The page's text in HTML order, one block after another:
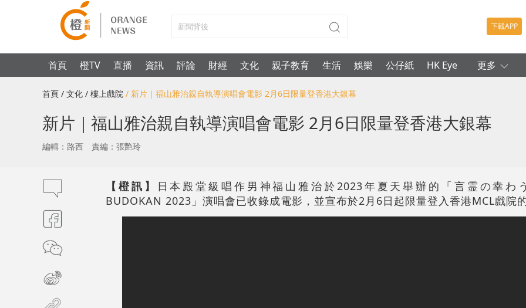
下載APP
首頁 橙TV 直播 資訊 評論 財經 文化 親子教育 生活 娛樂 公仔紙 HK Eye 更多
首頁 / 文化 / 樓上戲院 / 新片｜福山雅治親自執導演唱會電影 2月6日限量登香港大銀幕
新片｜福山雅治親自執導演唱會電影 2月6日限量登香港大銀幕
編輯：路西 責編：張艷玲
【橙訊】
日本殿堂級唱作男神福山雅治於2023年夏天舉辦的「言霊の幸わ
BUDOKAN 2023」演唱會已收錄成電影，並宣布於2月6日起限量登入香港MCL戲院